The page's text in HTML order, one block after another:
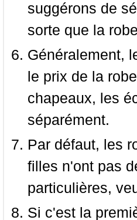
suggérons de
sorte que la
Généralement,
le prix de la
chapeaux, les
séparément.
Par défaut, les
filles n'ont pas
particulières,
Si c'est la